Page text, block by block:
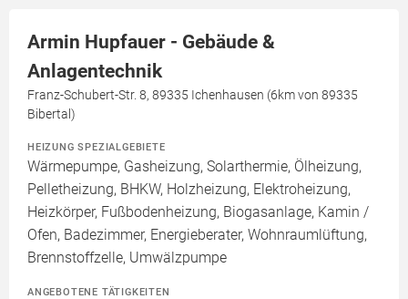
Armin Hupfauer - Gebäude &
Anlagentechnik
Franz-Schubert-Str. 8, 89335 Ichenhausen (6km von 89335
Bibertal)
HEIZUNG SPEZIALGEBIETE
Wärmepumpe, Gasheizung, Solarthermie, Ölheizung,
Pelletheizung, BHKW, Holzheizung, Elektroheizung,
Heizkörper, Fußbodenheizung, Biogasanlage, Kamin /
Ofen, Badezimmer, Energieberater, Wohnraumlüftung,
Brennstoffzelle, Umwälzpumpe
ANGEBOTENE TÄTIGKEITEN